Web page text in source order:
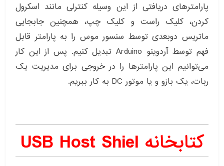
پارامتر‌های دریافتی از این وسیله کنترلی مانند اسکرول
کردن، کلیک راست و کلیک چپ، همچنین جابجایی
ماتریس دوبعدی توسط سنسور موس را به پارامتر قابل
فهم توسط آردوینو Arduino تبدیل کنیم. پس از این کار
می‌توانیم این پارامترها را در خروجی برای مدیریت یک
ربات، یک بازو و یا موتور DC به کار ببریم.
کتابخانه USB Host Shiel